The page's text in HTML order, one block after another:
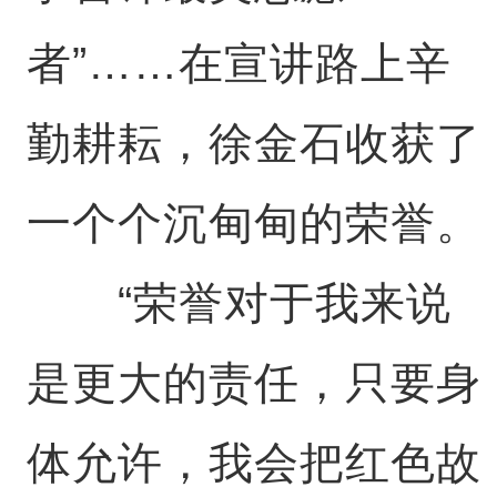
者”……在宣讲路上辛
勤耕耘，徐金石收获了
一个个沉甸甸的荣誉。
“荣誉对于我来说
是更大的责任，只要身
体允许，我会把红色故